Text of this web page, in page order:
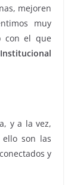
mejoren
muy
con el que
y a la vez,
son las
y